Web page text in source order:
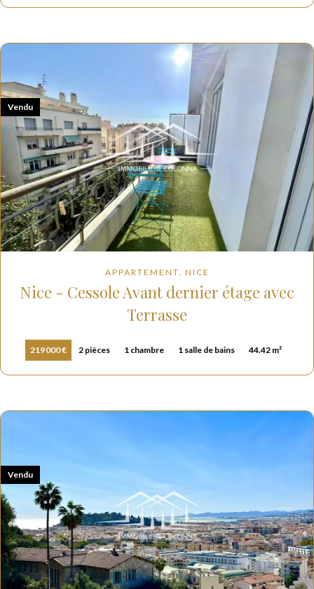
APPARTEMENT, NICE
Nice - Cessole Avant dernier étage avec
Terrasse
219 000 € 2 pièces 1 chambre 1 salle de bains 44.42 m²
Vendu
Vendu